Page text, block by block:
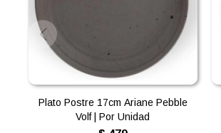
Plato Postre 17cm Ariane Pebble
Volf | Por Unidad